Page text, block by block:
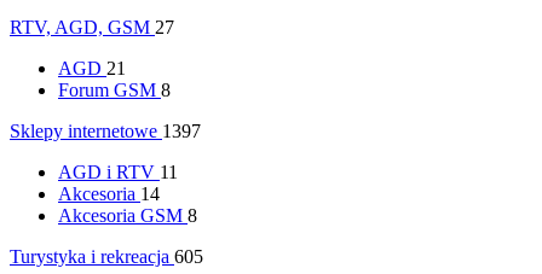
RTV, AGD, GSM 27
AGD 21
Forum GSM 8
Sklepy internetowe 1397
AGD i RTV 11
Akcesoria 14
Akcesoria GSM 8
Turystyka i rekreacja 605